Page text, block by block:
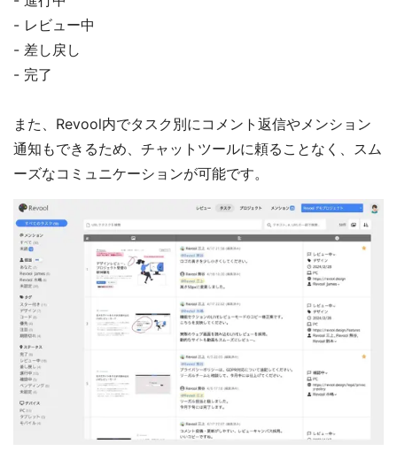
- レビュー中
- 差し戻し
- 完了
また、Revool内でタスク別にコメント返信やメンション
通知もできるため、チャットツールに頼ることなく、スム
ーズなコミュニケーションが可能です。